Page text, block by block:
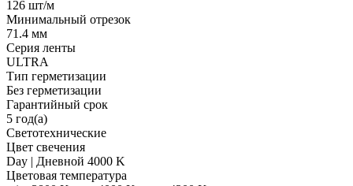
126 шт/м
Минимальный отрезок
71.4 мм
Серия ленты
ULTRA
Тип герметизации
Без герметизации
Гарантийный срок
5 год(а)
Светотехнические
Цвет свечения
Day | Дневной 4000 K
Цветовая температура